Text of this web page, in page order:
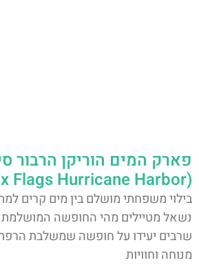
פארק המים הוריקן הרבור
(Six Flags Hurricane Harbor)
בילוי משפחתי מושלם בין מים קרים
נשאל מטיילים מהי החופשה
שרבים יעידו על חופשה שמשלבת
מנוחה וחוויות